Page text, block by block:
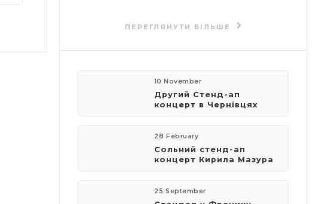
Подіїорганізатора
10 November
Другий Стенд-ап
концерт в Чернівцях
28 February
Сольний стенд-ап
концерт Кирила Мазура
25 September
ПЕРЕГЛЯНУТИ БІЛЬШЕ